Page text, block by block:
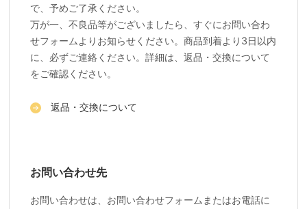
で、予めご了承ください。
万が一、不良品等がございましたら、すぐにお問い合わ
せフォームよりお知らせください。商品到着より3日以内
に、必ずご連絡ください。詳細は、返品・交換について
をご確認ください。
返品・交換について
お問い合わせ先
お問い合わせは、お問い合わせフォームまたはお電話に